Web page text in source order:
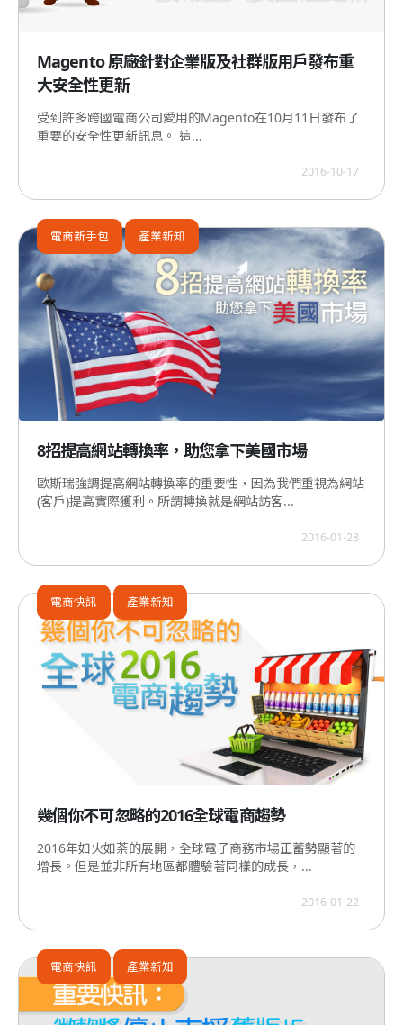
Magento 原廠針對企業版及社群版用戶發布重
大安全性更新
受到許多跨國電商公司愛用的Magento在10月11日發布了
重要的安全性更新訊息。 這...
2016-10-17
8招提高網站轉換率，助您拿下美國市場
歐斯瑞強調提高網站轉換率的重要性，因為我們重視為網站
(客戶)提高實際獲利。所謂轉換就是網站訪客...
2016-01-28
電商新手包 產業新知
幾個你不可忽略的2016全球電商趨勢
2016年如火如荼的展開，全球電子商務市場正蓄勢顯著的
增長。但是並非所有地區都體驗著同樣的成長，...
2016-01-22
電商快訊 產業新知
電商快訊 產業新知